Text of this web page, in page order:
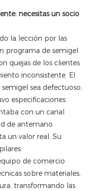
necesitas un socio
la lección por las
programa de semigel
quejas de los clientes
inconsistente. El
sea defectuoso,
especificaciones
con un canal
de antemano.
un valor real. Su
de comercio
sobre materiales,
transformando las